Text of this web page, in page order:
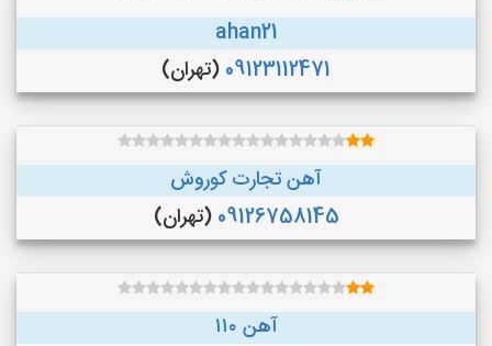
ahan21
09123112471 (تهران)
آهن تجارت کوروش
09126758145 (تهران)
آهن ۱۱۰